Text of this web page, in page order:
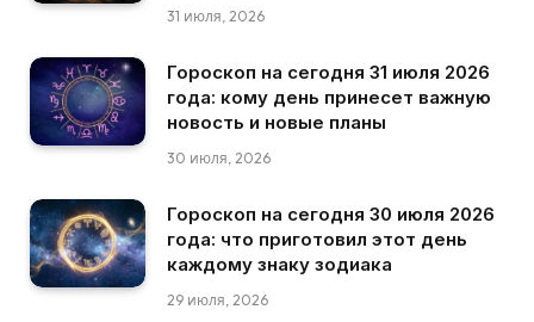
31 июля, 2026
Гороскоп на сегодня 31 июля 2026
года: кому день принесет важную
новость и новые планы
30 июля, 2026
Гороскоп на сегодня 30 июля 2026
года: что приготовил этот день
каждому знаку зодиака
29 июля, 2026